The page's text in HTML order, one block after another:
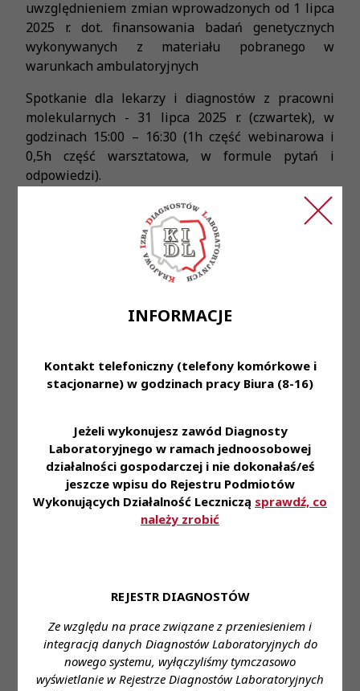
INFORMACJE
Kontakt telefoniczny (telefony komórkowe i
stacjonarne) w godzinach pracy Biura (8-16)
Jeżeli wykonujesz zawód Diagnosty
Laboratoryjnego w ramach jednoosobowej
działalności gospodarczej i nie dokonałaś/eś
jeszcze wpisu do Rejestru Podmiotów
Wykonujących Działalność Leczniczą sprawdź, co
należy zrobić
REJESTR DIAGNOSTÓW
Ze względu na prace związane z przeniesieniem i
integracją danych Diagnostów Laboratoryjnych do
nowego systemu, wyłączyliśmy tymczasowo
wyświetlanie w Rejestrze Diagnostów Laboratoryjnych
uwzględnieniem zmian wprowadzonych od 1 lipca
2025 r. dot. finansowania badań genetycznych
wykonywanych z materiału pobranego w
warunkach ambulatoryjnych
Spotkanie dla lekarzy i diagnostów z pracowni
molekularnych - 31 lipca 2025 r. (czwartek), w
godzinach 15:00 – 16:30 (1h część webinarowa i
0,5h część warsztatowa, w formule pytań i
odpowiedzi).
Aktualne zasady rozliczania badań
Zmiany w realizacji i rozliczaniu badań
w tym zasady rozliczania badania genetycznego
z materiału świeżego w nowotworach BRCA
Możliwe ścieżki diagnostyczne (i rozliczeniowe)
pacjenta z nowotworem BRCA-zależnym;
Studiów przypadków;
Pytania i odpowiedzi.
Jednocześnie informujemy, iż diagności